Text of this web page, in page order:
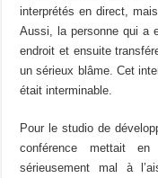
interprétés en direct,
Aussi, la personne qui a
endroit et ensuite
un sérieux blâme. Cet
était interminable.
Pour le studio de
conférence mettait
sérieusement mal à